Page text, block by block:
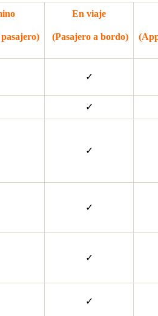
En viaje
(Pasajero a bordo)
✓
✓
✓
✓
✓
✓